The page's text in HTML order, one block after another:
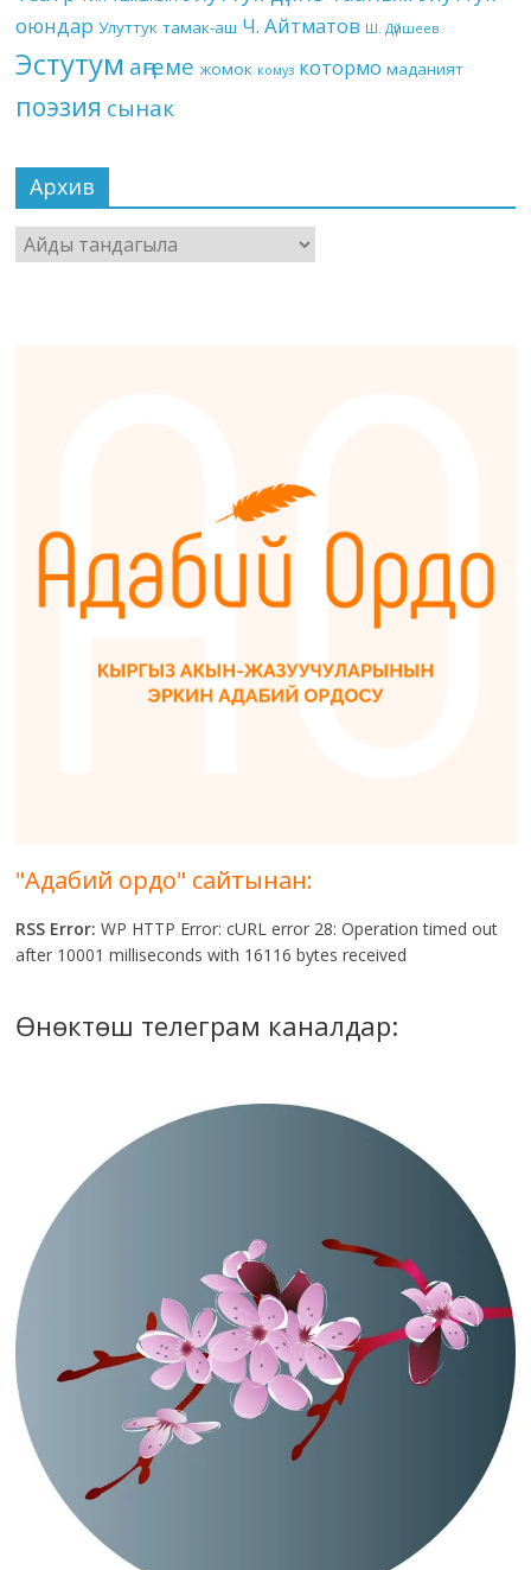
оюндар Улуттук тамак-аш Ч. Айтматов Ш. Дүйшеев
Эстутум аңгеме жомок комуз котормо маданият
поэзия сынак
Архив
Архив
"Адабий ордо" сайтынан:
RSS Error: WP HTTP Error: cURL error 28: Operation timed out
after 10001 milliseconds with 16116 bytes received
Өнөктөш телеграм каналдар: